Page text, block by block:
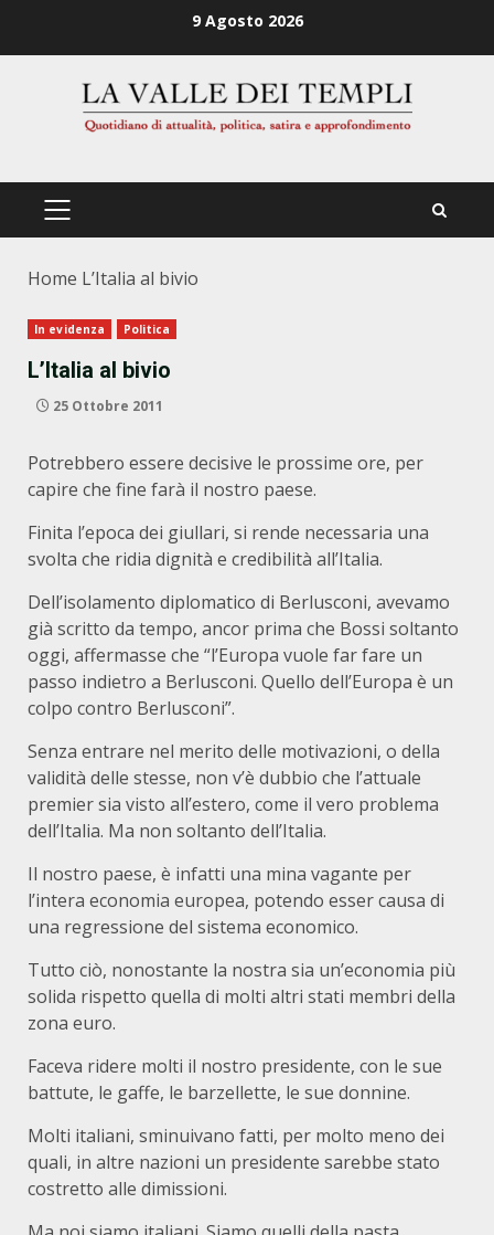
9 Agosto 2026
PRIMÄRES
Home L’Italia al bivio
In evidenza Politica
L’Italia al bivio
25 Ottobre 2011
Potrebbero essere decisive le prossime ore, per
capire che fine farà il nostro paese.
Finita l’epoca dei giullari, si rende necessaria una
svolta che ridia dignità e credibilità all’Italia.
Dell’isolamento diplomatico di Berlusconi, avevamo
già scritto da tempo, ancor prima che Bossi soltanto
oggi, affermasse che “l’Europa vuole far fare un
passo indietro a Berlusconi. Quello dell’Europa è un
colpo contro Berlusconi”.
Senza entrare nel merito delle motivazioni, o della
validità delle stesse, non v’è dubbio che l’attuale
premier sia visto all’estero, come il vero problema
dell’Italia. Ma non soltanto dell’Italia.
Il nostro paese, è infatti una mina vagante per
l’intera economia europea, potendo esser causa di
una regressione del sistema economico.
Tutto ciò, nonostante la nostra sia un’economia più
solida rispetto quella di molti altri stati membri della
zona euro.
Faceva ridere molti il nostro presidente, con le sue
battute, le gaffe, le barzellette, le sue donnine.
Molti italiani, sminuivano fatti, per molto meno dei
quali, in altre nazioni un presidente sarebbe stato
costretto alle dimissioni.